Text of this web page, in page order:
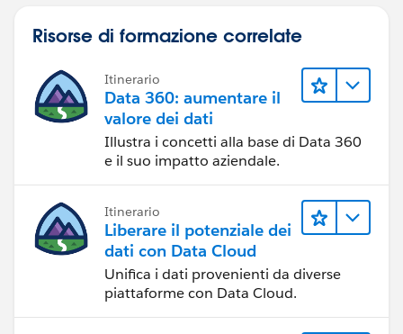
Risorse di formazione correlate
Itinerario
Data 360: aumentare il
valore dei dati
Illustra i concetti alla base di Data 360
e il suo impatto aziendale.
Itinerario
Liberare il potenziale dei
dati con Data Cloud
Unifica i dati provenienti da diverse
piattaforme con Data Cloud.